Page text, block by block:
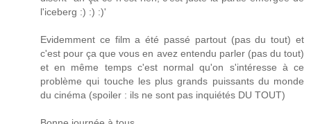
l'iceberg :) :) :)'
Evidemment ce film a été passé partout (pas du tout) et
c'est pour ça que vous en avez entendu parler (pas du tout)
et en même temps c'est normal qu'on s'intéresse à ce
problème qui touche les plus grands puissants du monde
du cinéma (spoiler : ils ne sont pas inquiétés DU TOUT)